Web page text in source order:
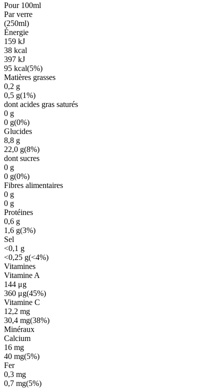
Pour 100ml
Par verre
(250ml)
Énergie
159 kJ
38 kcal
397 kJ
95 kcal(5%)
Matières grasses
0,2 g
0,5 g(1%)
dont acides gras saturés
0 g
0 g(0%)
Glucides
8,8 g
22,0 g(8%)
dont sucres
0 g
0 g(0%)
Fibres alimentaires
0 g
0 g
Protéines
0,6 g
1,6 g(3%)
Sel
<0,1 g
<0,25 g(<4%)
Vitamines
Vitamine A
144 μg
360 μg(45%)
Vitamine C
12,2 mg
30,4 mg(38%)
Minéraux
Calcium
16 mg
40 mg(5%)
Fer
0,3 mg
0,7 mg(5%)